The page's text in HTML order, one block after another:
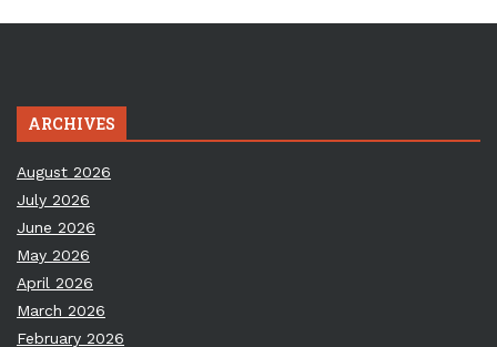
ARCHIVES
August 2026
July 2026
June 2026
May 2026
April 2026
March 2026
February 2026